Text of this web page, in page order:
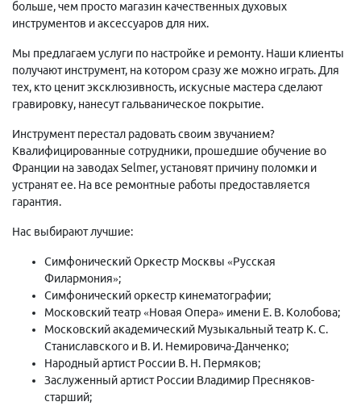
больше, чем просто магазин качественных духовых
инструментов и аксессуаров для них.
Мы предлагаем услуги по настройке и ремонту. Наши клиенты
получают инструмент, на котором сразу же можно играть. Для
тех, кто ценит эксклюзивность, искусные мастера сделают
гравировку, нанесут гальваническое покрытие.
Инструмент перестал радовать своим звучанием?
Квалифицированные сотрудники, прошедшие обучение во
Франции на заводах Selmer, установят причину поломки и
устранят ее. На все ремонтные работы предоставляется
гарантия.
Нас выбирают лучшие:
Симфонический Оркестр Москвы «Русская
Филармония»;
Симфонический оркестр кинематографии;
Московский театр «Новая Опера» имени Е. В. Колобова;
Московский академический Музыкальный театр К. С.
Станиславского и В. И. Немировича-Данченко;
Народный артист России В. Н. Пермяков;
Заслуженный артист России Владимир Пресняков-
старший;